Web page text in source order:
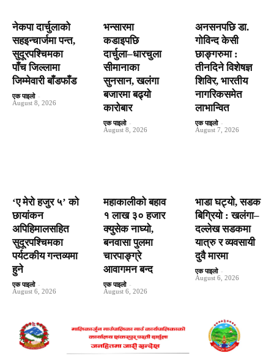
नेकपा दार्चुलाको
सहइन्चार्जमा पन्त,
सुदूरपश्चिमका
पाँच जिल्लामा
जिम्मेवारी बाँडफाँड
एक पाइलो -
August 8, 2026
भन्सारमा
कडाइपछि
दार्चुला–धारचुला
सीमानाका
सुनसान, खलंगा
बजारमा बढ्यो
कारोबार
एक पाइलो -
August 8, 2026
अनसनपछि डा.
गोविन्द केसी
छाङ्गरुमा :
तीनदिने विशेषज्ञ
शिविर, भारतीय
नागरिकसमेत
लाभान्वित
एक पाइलो -
August 7, 2026
‘ए मेरो हजुर ५’ को
छायांकन
अपिहिमालसहित
सुदूरपश्चिमका
पर्यटकीय गन्तव्यमा
हुने
एक पाइलो -
August 6, 2026
महाकालीको बहाव
१ लाख ३० हजार
क्युसेक नाघ्यो,
बनवासा पुलमा
चारपाङ्ग्रे
आवागमन बन्द
एक पाइलो -
August 6, 2026
भाडा घट्यो, सडक
बिग्रियो : खलंगा–
दल्लेख सडकमा
यात्रु र व्यवसायी
दुवै मारमा
एक पाइलो -
August 6, 2026